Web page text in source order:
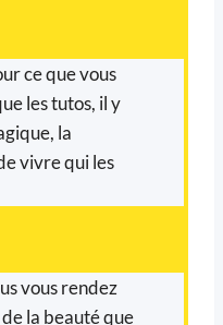
ce que vous
les tutos, il y
la
vivre qui les
vous rendez
la beauté que